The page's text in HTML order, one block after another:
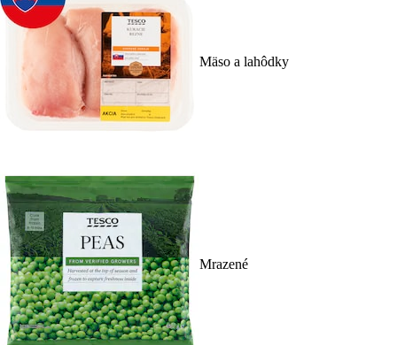
Mäso a lahôdky
Mrazené